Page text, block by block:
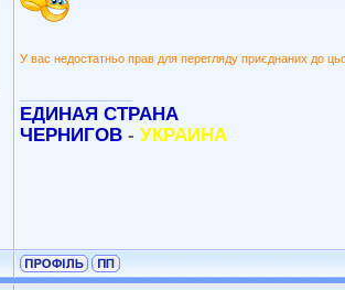
У вас недостатньо прав для перегляду приєднаних до
ЕДИНАЯ СТРАНА
ЧЕРНИГОВ - УКРАИНА